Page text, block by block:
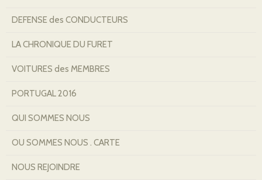
DEFENSE des CONDUCTEURS
LA CHRONIQUE DU FURET
VOITURES des MEMBRES
PORTUGAL 2016
QUI SOMMES NOUS
OU SOMMES NOUS . CARTE
NOUS REJOINDRE